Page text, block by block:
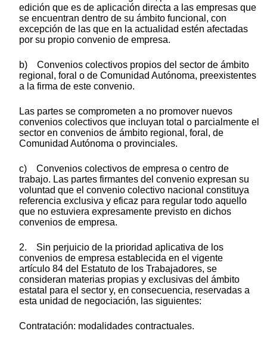
edición que es de aplicación directa a las empresas que
se encuentran dentro de su ámbito funcional, con
excepción de las que en la actualidad estén afectadas
por su propio convenio de empresa.
b) Convenios colectivos propios del sector de ámbito
regional, foral o de Comunidad Autónoma, preexistentes
a la firma de este convenio.
Las partes se comprometen a no promover nuevos
convenios colectivos que incluyan total o parcialmente el
sector en convenios de ámbito regional, foral, de
Comunidad Autónoma o provinciales.
c) Convenios colectivos de empresa o centro de
trabajo. Las partes firmantes del convenio expresan su
voluntad que el convenio colectivo nacional constituya
referencia exclusiva y eficaz para regular todo aquello
que no estuviera expresamente previsto en dichos
convenios de empresa.
2. Sin perjuicio de la prioridad aplicativa de los
convenios de empresa establecida en el vigente
artículo 84 del Estatuto de los Trabajadores, se
consideran materias propias y exclusivas del ámbito
estatal para el sector y, en consecuencia, reservadas a
esta unidad de negociación, las siguientes:
Contratación: modalidades contractuales.